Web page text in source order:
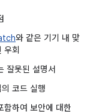
와 같은 기기 내 맞
우회
잘못된 설명서
코드 실행
함하여 보안에 대한